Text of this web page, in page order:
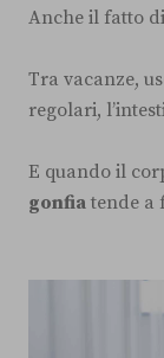
Anche il fatto
Tra vacanze,
regolari,
E quando il
gonfia tende a